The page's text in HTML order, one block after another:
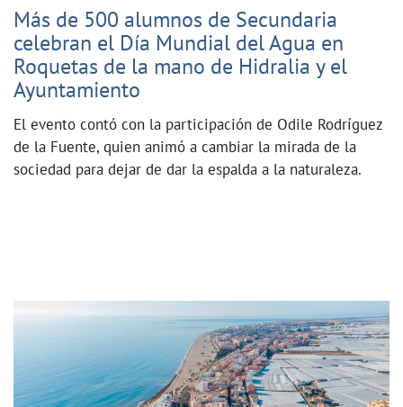
Más de 500 alumnos de Secundaria
celebran el Día Mundial del Agua en
Roquetas de la mano de Hidralia y el
Ayuntamiento
El evento contó con la participación de Odile Rodríguez
de la Fuente, quien animó a cambiar la mirada de la
sociedad para dejar de dar la espalda a la naturaleza.